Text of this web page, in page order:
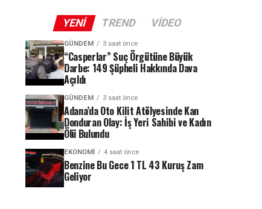
YENI TREND VIDEO
GÜNDEM 3 saat önce
“Casperlar” Suç Örgütüne Büyük
Darbe: 149 Şüpheli Hakkında Dava
Açıldı
GÜNDEM 3 saat önce
Adana’da Oto Kilit Atölyesinde Kan
Donduran Olay: İş Yeri Sahibi ve Kadın
Ölü Bulundu
EKONOMI 4 saat önce
Benzine Bu Gece 1 TL 43 Kuruş Zam
Geliyor